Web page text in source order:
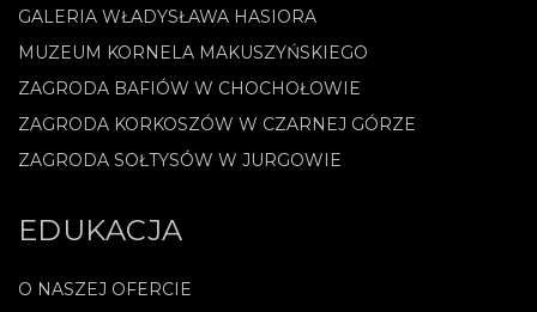
GALERIA WŁADYSŁAWA HASIORA
MUZEUM KORNELA MAKUSZYŃSKIEGO
ZAGRODA BAFIÓW W CHOCHOŁOWIE
ZAGRODA KORKOSZÓW W CZARNEJ GÓRZE
ZAGRODA SOŁTYSÓW W JURGOWIE
EDUKACJA
O NASZEJ OFERCIE